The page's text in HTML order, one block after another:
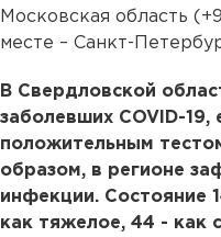
Московская область
месте – Санкт-
В Свердловской
заболевших COVID-
положительным
образом, в регионе
инфекции. Состояние
как тяжелое, 44 - как